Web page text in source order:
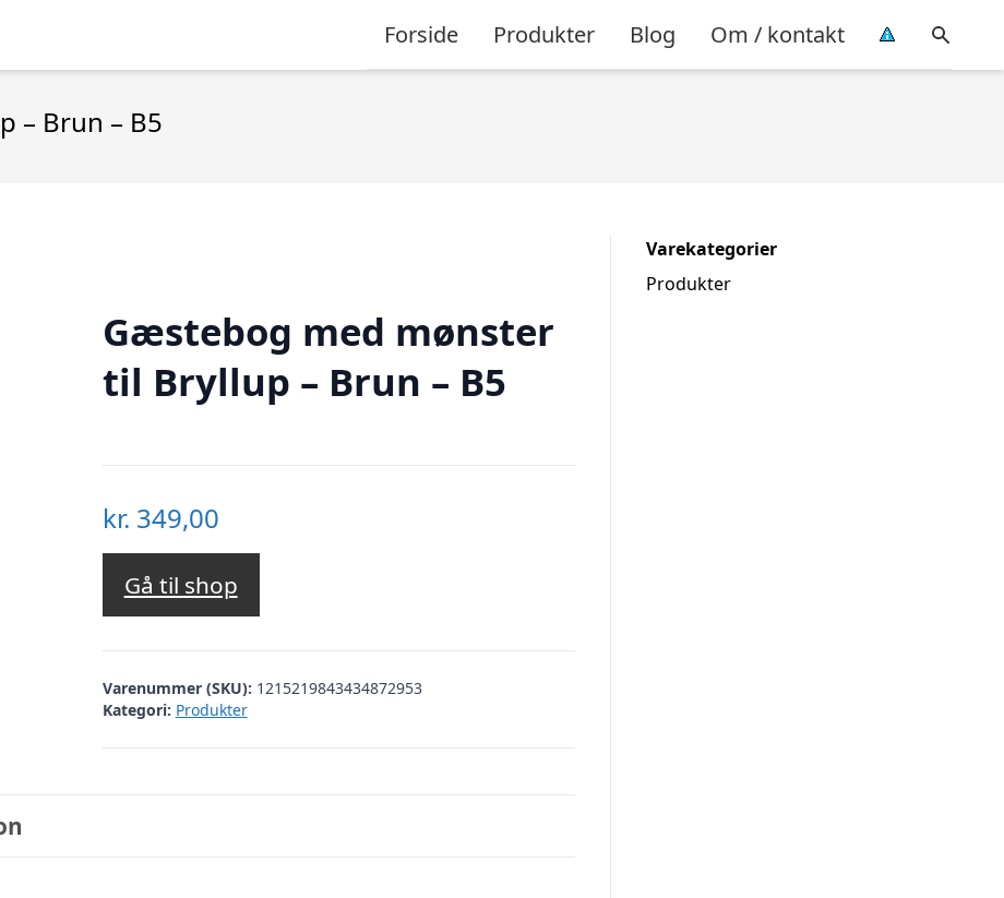
Forside Produkter Blog Om / kontakt
– Brun – B5
Gæstebog med mønster
til Bryllup – Brun – B5
kr. 349,00
Gå til shop
Varenummer (SKU): 1215219843434872953
Kategori: Produkter
Varekategorier
Produkter